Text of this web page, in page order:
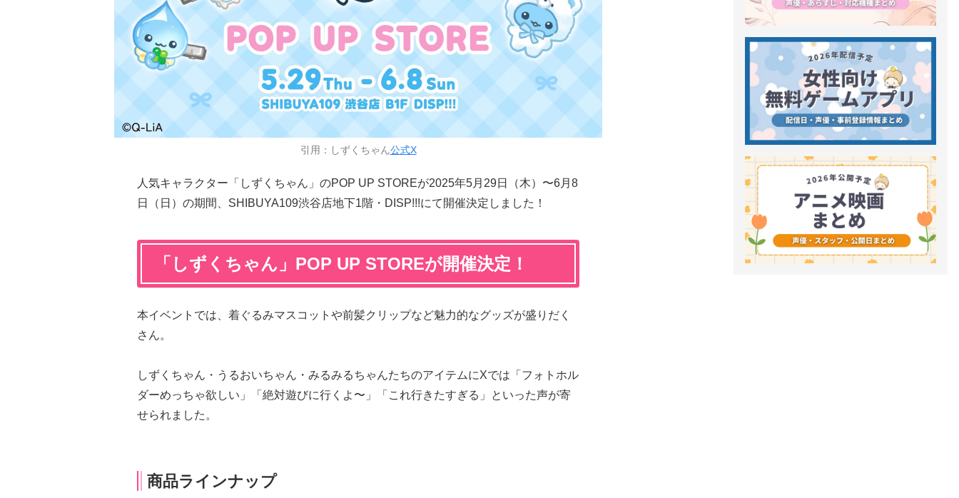
引用：しずくちゃん公式X
人気キャラクター「しずくちゃん」のPOP UP STOREが2025年5月29日（木）〜6月8
日（日）の期間、SHIBUYA109渋谷店地下1階・DISP!!!にて開催決定しました！
「しずくちゃん」POP UP STOREが開催決定！
本イベントでは、着ぐるみマスコットや前髪クリップなど魅力的なグッズが盛りだく
さん。
しずくちゃん・うるおいちゃん・みるみるちゃんたちのアイテムにXでは「フォトホル
ダーめっちゃ欲しい」「絶対遊びに行くよ〜」「これ行きたすぎる」といった声が寄
せられました。
商品ラインナップ